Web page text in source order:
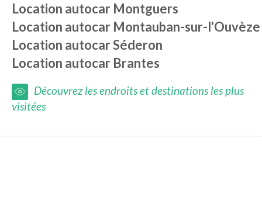
Location autocar Montguers
Location autocar Montauban-sur-l'Ouvèze
Location autocarSéderon
Location autocar Brantes
Découvrez les endroits et destinations les plus
visitées